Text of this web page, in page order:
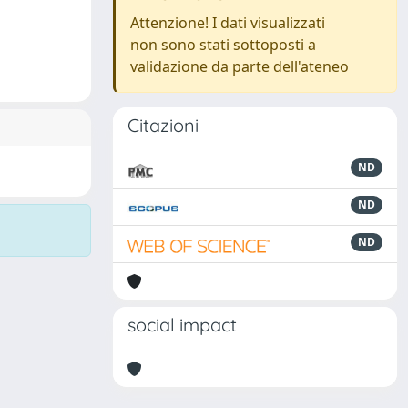
Attenzione! I dati visualizzati
non sono stati sottoposti a
validazione da parte dell'ateneo
Citazioni
ND
ND
ND
social impact